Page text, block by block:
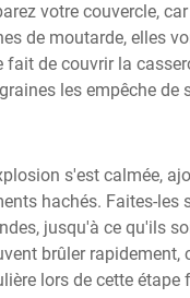
votre couvercle,
de moutarde, elles
fait de couvrir la
les empêche de
s'est calmée,
hachés. Faites-les
jusqu'à ce qu'ils
brûler rapidement,
lors de cette étape